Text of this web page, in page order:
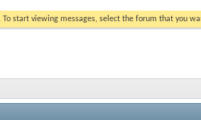
start viewing messages, select the forum that you